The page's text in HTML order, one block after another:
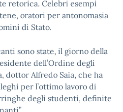
retorica. Celebri esempi
oratori per antonomasia
di Stato.
sono state, il giorno della
dell’Ordine degli
dottor Alfredo Saia, che ha
per l’ottimo lavoro di
degli studenti, definite